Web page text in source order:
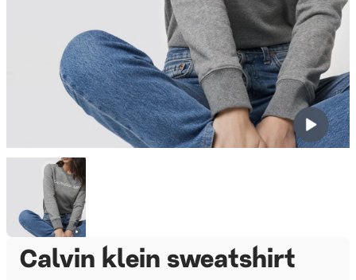
Calvin klein sweatshirt